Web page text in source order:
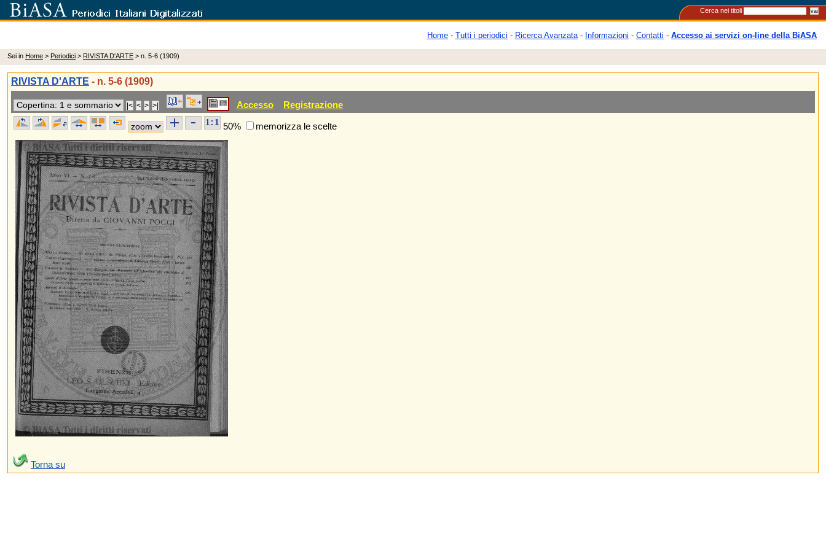
Cerca nei titoli
Home - Tutti i periodici - Ricerca Avanzata- Informazioni - Contatti - Accesso ai servizi on-line della BiASA
Sei in Home > Periodici > RIVISTA D'ARTE > n. 5-6 (1909)
RIVISTA D'ARTE - n. 5-6 (1909)
Accesso Registrazione
50% memorizza le scelte
Torna su